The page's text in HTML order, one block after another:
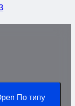
По типу